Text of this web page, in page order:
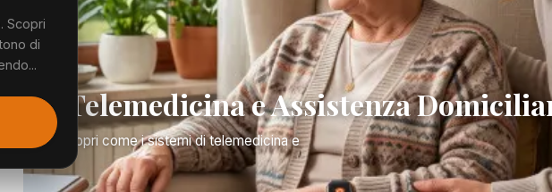
Scopri
di
Telemedicina e Assistenza
di tutto. Scopri come i sistemi di telemedicina e